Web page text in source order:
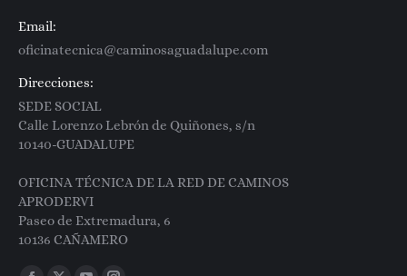
Email:
oficinatecnica@caminosaguadalupe.com
Direcciones:
SEDE SOCIAL
Calle Lorenzo Lebrón de Quiñones, s/n
10140-GUADALUPE
OFICINA TÉCNICA DE LA RED DE CAMINOS
APRODERVI
Paseo de Extremadura, 6
10136 CAÑAMERO
Encuéntranos en: